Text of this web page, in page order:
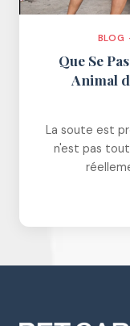
BLOG
Que Se
Animal
La soute est
n'est pas